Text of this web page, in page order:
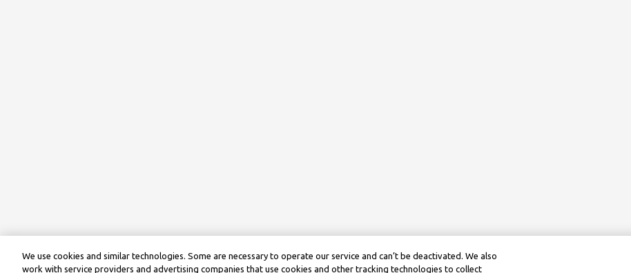
We use cookies and similar technologies. Some are necessary to operate our service and can’t be deactivated. We also
work with service providers and advertising companies that use cookies and other tracking technologies to collect